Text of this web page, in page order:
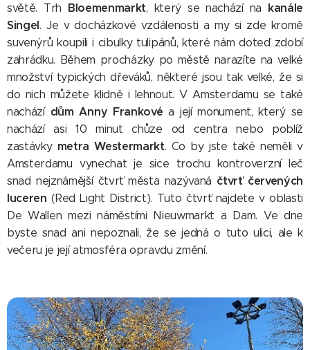
světě. Trh Bloemenmarkt, který se nachází na kanále
Singel. Je v docházkové vzdálenosti a my si zde kromě
suvenýrů koupili i cibulky tulipánů, které nám doteď zdobí
zahrádku. Během procházky po městě narazíte na velké
množství typických dřeváků, některé jsou tak velké, že si
do nich můžete klidně i lehnout. V Amsterdamu se také
nachází dům Anny Frankové a její monument, který se
nachází asi 10 minut chůze od centra nebo poblíž
zastávky metra Westermarkt. Co by jste také neměli v
Amsterdamu vynechat je sice trochu kontroverzní leč
snad nejznámější čtvrť města nazývaná čtvrť červených
luceren (Red Light District). Tuto čtvrť najdete v oblasti
De Wallen mezi náměstími Nieuwmarkt a Dam. Ve dne
byste snad ani nepoznali, že se jedná o tuto ulici, ale k
večeru je její atmosféra opravdu změní.